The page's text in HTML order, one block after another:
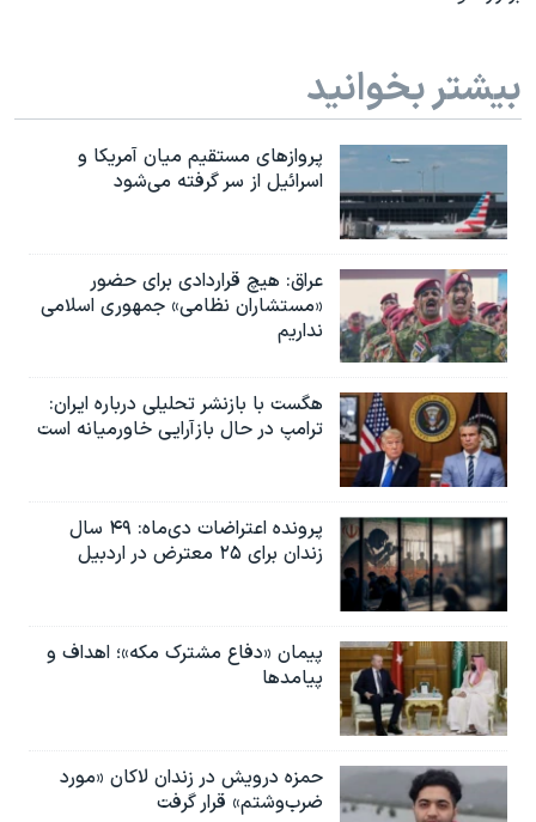
بیشتر بخوانید
پروازهای مستقیم میان آمریکا و
اسرائیل از سر گرفته می‌شود
عراق: هیچ قراردادی برای حضور
«مستشاران نظامی» جمهوری اسلامی
نداریم
هگست با بازنشر تحلیلی درباره ایران:
ترامپ در حال بازآرایی خاورمیانه است
پرونده اعتراضات دی‌ماه: ۴۹ سال
زندان برای ۲۵ معترض در اردبیل
پیمان «دفاع مشترک مکه»؛ اهداف و
پیامدها
حمزه درویش در زندان لاکان «مورد
ضرب‌وشتم» قرار گرفت